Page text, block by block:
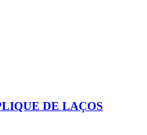
DE LAÇOS